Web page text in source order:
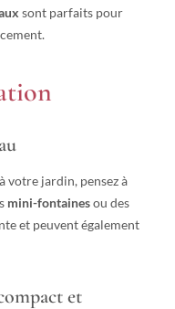
sont parfaits pour
votre jardin, pensez à
mini-fontainesou des
et peuvent également
et